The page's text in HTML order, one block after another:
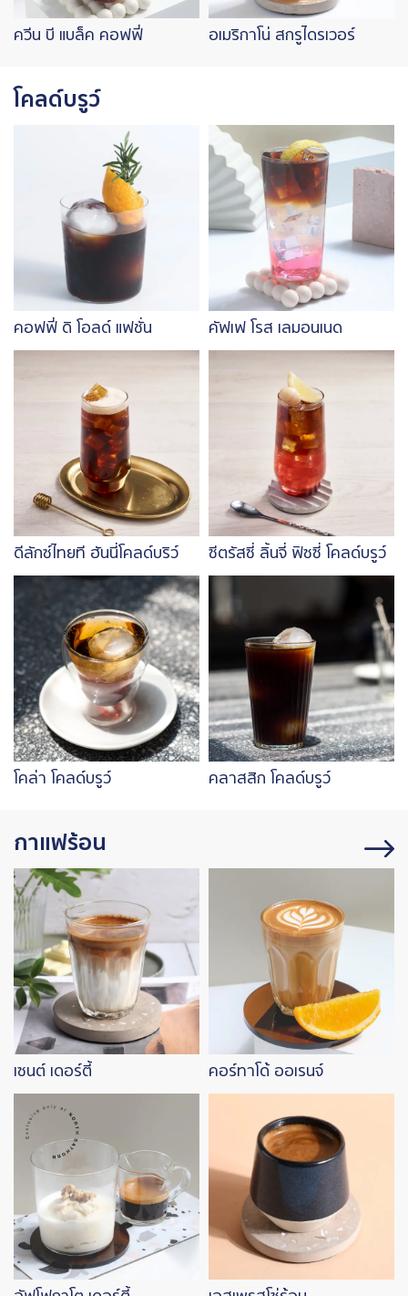
ควีน บี แบล็ค คอฟฟี่ อเมริกาโน่ สกรูไดรเวอร์
โคลด์บรูว์
คอฟฟี่ ดิ โอลด์ แฟชั่น
Image
คัฟเฟ โรส เลมอนเนด
Image
ดีลักซ์ไทยที ฮันนี่โคลด์บริว์
Image
ซีตรัสซี่ ลิ้นจี่ ฟิซซี่ โคลด์บรูว์
Image
โคล่า โคลด์บรูว์ คลาสสิก โคลด์บรูว์
กาแฟร้อน
Image
เซนต์ เดอร์ตี้
คอร์ทาโด้ ออเรนจ์
Image